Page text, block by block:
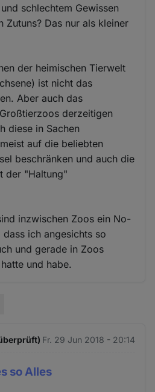
schlechtem Gewissen
Zutuns? Das nur als kleiner
der heimischen Tierwelt
ist nicht das
Aber auch das
derzeitigen
diese in Sachen
auf die beliebten
beschränken und auch die
der "Haltung"
inzwischen Zoos ein No-
ich angesichts so
und gerade in Zoos
und habe.
Fr. 29 Jun 2018 - 20:14
so Alles